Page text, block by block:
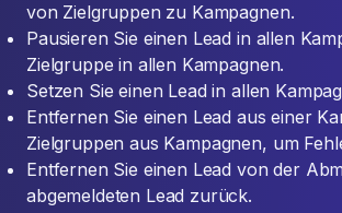
von Zielgruppen zu Kampagnen.
Pausieren Sie einen Lead in allen
Zielgruppe in allen Kampagnen.
Setzen Sie einen Lead in allen
Entfernen Sie einen Lead aus einer
Zielgruppen aus Kampagnen, um
Entfernen Sie einen Lead von der
abgemeldeten Lead zurück.